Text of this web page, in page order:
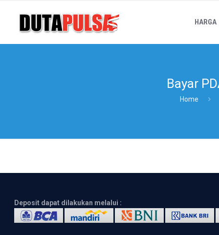
HARGA
Bayar
Home
Deposit dapat dilakukan melalui :